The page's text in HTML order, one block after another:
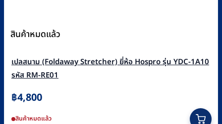
สินค้าหมดแล้ว
เปลสนาม (Foldaway Stretcher) ยี่ห้อ Hospro รุ่น YDC-1A10
รหัส RM-RE01
฿4,800
สินค้าหมดแล้ว